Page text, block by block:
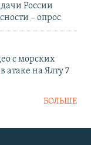
России
– опрос
с морских
атаке на Ялту 7
БОЛЬШЕ